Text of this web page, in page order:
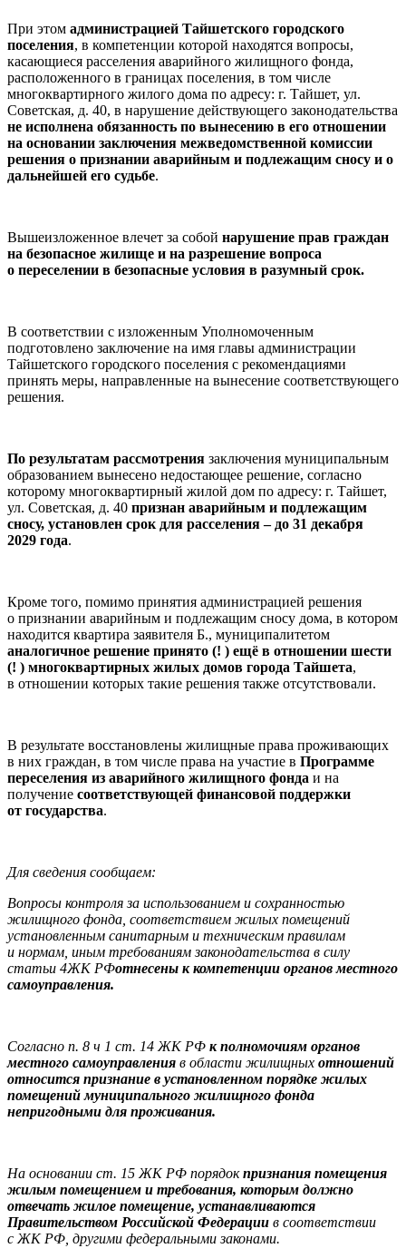
При этом администрацией Тайшетского городского
поселения, в компетенции которой находятся вопросы,
касающиеся расселения аварийного жилищного фонда,
расположенного в границах поселения, в том числе
многоквартирного жилого дома по адресу: г. Тайшет, ул.
Советская, д. 40, в нарушение действующего законодательства
не исполнена обязанность по вынесению в его отношении
на основании заключения межведомственной комиссии
решения о признании аварийным и подлежащим сносу и о
дальнейшей его судьбе.
Вышеизложенное влечет за собой нарушение прав граждан
на безопасное жилище и на разрешение вопроса
о переселении в безопасные условия в разумный срок.
В соответствии с изложенным Уполномоченным
подготовлено заключение на имя главы администрации
Тайшетского городского поселения с рекомендациями
принять меры, направленные на вынесение соответствующего
решения.
По результатам рассмотрения заключения муниципальным
образованием вынесено недостающее решение, согласно
которому многоквартирный жилой дом по адресу: г. Тайшет,
ул. Советская, д. 40 признан аварийным и подлежащим
сносу, установлен срок для расселения – до 31 декабря
2029 года.
Кроме того, помимо принятия администрацией решения
о признании аварийным и подлежащим сносу дома, в котором
находится квартира заявителя Б., муниципалитетом
аналогичное решение принято (! ) ещё в отношении шести
(! ) многоквартирных жилых домов города Тайшета,
в отношении которых такие решения также отсутствовали.
В результате восстановлены жилищные права проживающих
в них граждан, в том числе права на участие в Программе
переселения из аварийного жилищного фонда и на
получение соответствующей финансовой поддержки
от государства.
Для сведения сообщаем:
Вопросы контроля за использованием и сохранностью
жилищного фонда, соответствием жилых помещений
установленным санитарным и техническим правилам
и нормам, иным требованиям законодательства в силу
статьи 4ЖК РФотнесены к компетенции органов местного
самоуправления.
Согласно п. 8 ч 1 ст. 14 ЖК РФ к полномочиям органов
местного самоуправления в области жилищных отношений
относится признание в установленном порядке жилых
помещений муниципального жилищного фонда
непригодными для проживания.
На основании ст. 15 ЖК РФ порядокпризнания помещения
жилым помещением и требования, которым должно
отвечать жилое помещение, устанавливаются
Правительством Российской Федерации в соответствии
с ЖК РФ, другими федеральными законами.